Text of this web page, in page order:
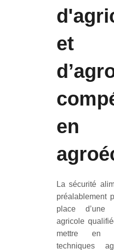
et
en
La sécurité
préalablement
place d’une
agricole
mettre en
techniques